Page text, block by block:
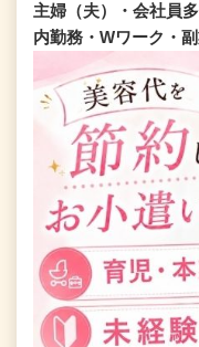
主婦（夫）・会社員
内勤務・Wワーク・